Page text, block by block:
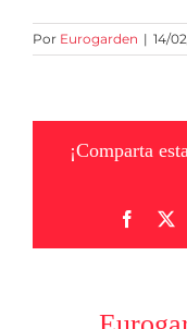
Por Eurogarden | 14/
¡Comparta